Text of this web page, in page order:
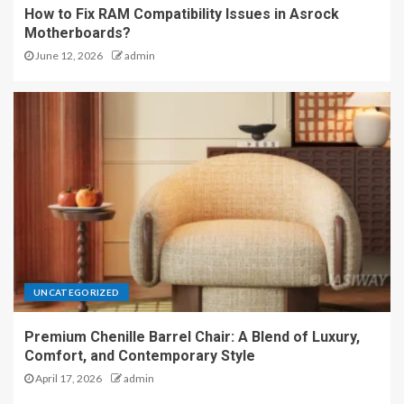
How to Fix RAM Compatibility Issues in Asrock
Motherboards?
June 12, 2026 admin
UNCATEGORIZED
Premium Chenille Barrel Chair: A Blend of Luxury,
Comfort, and Contemporary Style
April 17, 2026 admin